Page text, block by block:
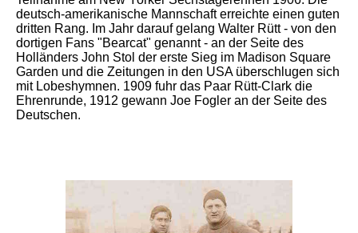
deutsch-amerikanische Mannschaft erreichte einen guten
dritten Rang. Im Jahr darauf gelang Walter Rütt - von den
dortigen Fans "Bearcat" genannt - an der Seite des
Holländers John Stol der erste Sieg im Madison Square
Garden und die Zeitungen in den USA überschlugen sich
mit Lobeshymnen. 1909 fuhr das Paar Rütt-Clark die
Ehrenrunde, 1912 gewann Joe Fogler an der Seite des
Deutschen.